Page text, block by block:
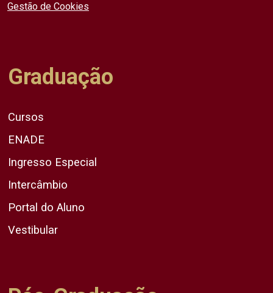
Gestão de Cookies
Graduação
Cursos
ENADE
Ingresso Especial
Intercâmbio
Portal do Aluno
Vestibular